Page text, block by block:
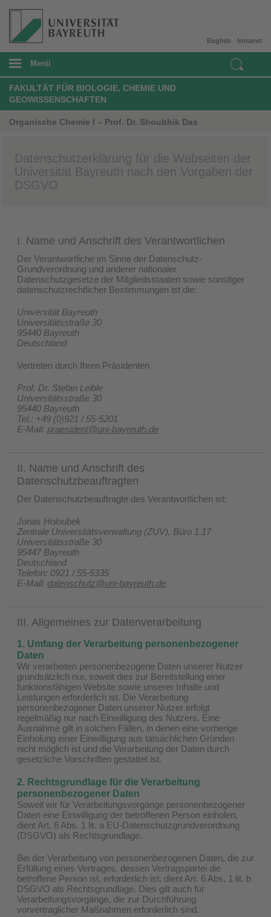
Intranet
English
Menü
FAKULTÄT FÜR BIOLOGIE, CHEMIE UND
GEOWISSENSCHAFTEN
Organische Chemie I – Prof. Dr. Shoubhik Das
Datenschutzerklärung für die Webseiten der
Universität Bayreuth nach den Vorgaben der
DSGVO
I. Name und Anschrift des Verantwortlichen
Der Verantwortliche im Sinne der Datenschutz-
Grundverordnung und anderer nationaler
Datenschutzgesetze der Mitgliedsstaaten sowie sonstiger
datenschutzrechtlicher Bestimmungen ist die:
Universität Bayreuth
Universitätsstraße 30
95440 Bayreuth
Deutschland
Vertreten durch Ihren Präsidenten
Prof. Dr. Stefan Leible
Universitätsstraße 30
95440 Bayreuth
Tel.: +49 (0)921 / 55-5201
E-Mail: praesident@uni-bayreuth.de
II. Name und Anschrift des
Datenschutzbeauftragten
Der Datenschutzbeauftragte des Verantwortlichen ist:
Jonas Holoubek
Zentrale Universitätsverwaltung (ZUV), Büro 1.17
Universitätsstraße 30
95447 Bayreuth
Deutschland
Telefon: 0921 / 55-5335
E-Mail: datenschutz@uni-bayreuth.de
III. Allgemeines zur Datenverarbeitung
1. Umfang der Verarbeitung personenbezogener
Daten
Wir verarbeiten personenbezogene Daten unserer Nutzer
grundsätzlich nur, soweit dies zur Bereitstellung einer
funktionsfähigen Website sowie unserer Inhalte und
Leistungen erforderlich ist. Die Verarbeitung
personenbezogener Daten unserer Nutzer erfolgt
regelmäßig nur nach Einwilligung des Nutzers. Eine
Ausnahme gilt in solchen Fällen, in denen eine vorherige
Einholung einer Einwilligung aus tatsächlichen Gründen
nicht möglich ist und die Verarbeitung der Daten durch
gesetzliche Vorschriften gestattet ist.
2. Rechtsgrundlage für die Verarbeitung
personenbezogener Daten
Soweit wir für Verarbeitungsvorgänge personenbezogener
Daten eine Einwilligung der betroffenen Person einholen,
dient Art. 6 Abs. 1 lit. a EU-Datenschutzgrundverordnung
(DSGVO) als Rechtsgrundlage.
Bei der Verarbeitung von personenbezogenen Daten, die zur
Erfüllung eines Vertrages, dessen Vertragspartei die
betroffene Person ist, erforderlich ist, dient Art. 6 Abs. 1 lit. b
DSGVO als Rechtsgrundlage. Dies gilt auch für
Verarbeitungsvorgänge, die zur Durchführung
vorvertraglicher Maßnahmen erforderlich sind.